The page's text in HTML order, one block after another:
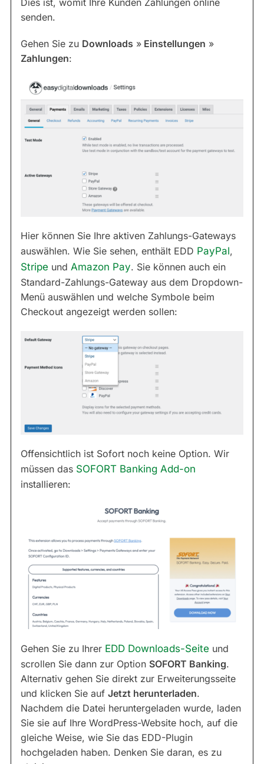
senden.
Gehen Sie zu Downloads » Einstellungen »
Zahlungen:
Hier können Sie Ihre aktiven Zahlungs-Gateways
auswählen. Wie Sie sehen, enthält EDD PayPal,
Stripe und Amazon Pay. Sie können auch ein
Standard-Zahlungs-Gateway aus dem Dropdown-
Menü auswählen und welche Symbole beim
Checkout angezeigt werden sollen:
Offensichtlich ist Sofort noch keine Option. Wir
müssen das SOFORT Banking Add-on
installieren:
Gehen Sie zu Ihrer EDD Downloads-Seite und
scrollen Sie dann zur Option SOFORT Banking.
Alternativ gehen Sie direkt zur Erweiterungsseite
und klicken Sie auf Jetzt herunterladen.
Nachdem die Datei heruntergeladen wurde, laden
Sie sie auf Ihre WordPress-Website hoch, auf die
gleiche Weise, wie Sie das EDD-Plugin
hochgeladen haben. Denken Sie daran, es zu